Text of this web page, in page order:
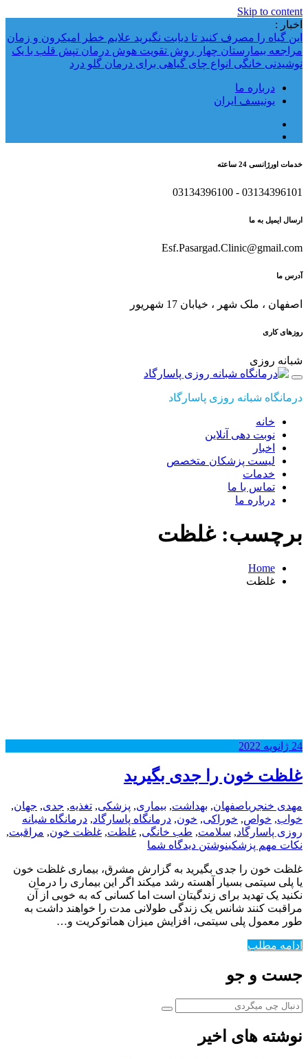
Skip to content
اخبار :
این گیاه را مصرف کنید تا دیابت نگیرید علایم خطر امیکرون و زمان
مراجعه بیمارستان چهار روش تقویت هوش درمان تپش قلب با یک
نوشیدنی خانگی انواع چای گیاهی برای درمان گلو درد
درباره ما
یونیسف ایران
خدمات اورژانسی 24 ساعته
03134396101 - 03134396100
ارسال ایمیل به ما
Esf.Pasargad.Clinic@gmail.com
آدرس ما
اصفهان ، ملک شهر ، خیابان 17 شهریور
روزهای کاری
شبانه روزی
درمانگاه شبانه روزی پاسارگاد
خانه
نوبت دهی آنلاین
اخبار
لیست پزشکان متخصص
خدمات
تماس با ما
درباره ما
برچسب: غلظت
Home
غلظت
24 ژانویه 2022
غلظت خون را جدی بگیرید
مهدی خنجریاصفهان, بهداشت, بیماری, پزشکی, تغذیه, جدی, جهان,
خواب, خواص, خوراکی, خون, درمانگاه پاسارگاد, درمانگاه شبانه
روزی پاسارگاد, سلامت, طب خانگی, غلظت, غلظت خون, مراقبت,
نکات مهم پزشکینوشتن دیدگاه شما
غلظت خون را جدی بگیرید به گزارش مشرق، بیماری غلظت خون
یا پلی سیتمی بسیار آهسته رشد میکند اگر این بیماری را درمان
نکنید یک تهدید برای زندگیتان است اما کسانی که به خوبی از آن
مراقبت کنند شانس یک زندگی طولانی مدت را خواهند داشت به
طور معمول پلی سیتمی، افزایش میزان هماتوکریت و…
ادامه مطلب
جست و جو
نوشته های اخیر